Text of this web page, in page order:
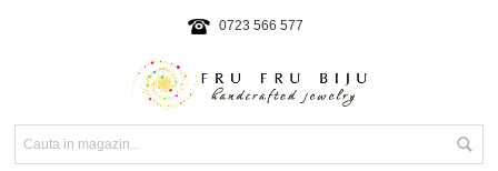
0723 566 577